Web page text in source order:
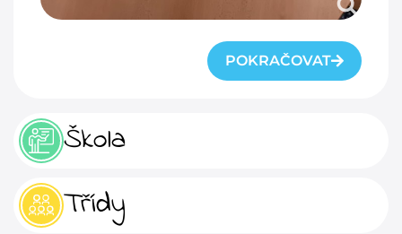
Škola
Třídy
POKRAČOVAT